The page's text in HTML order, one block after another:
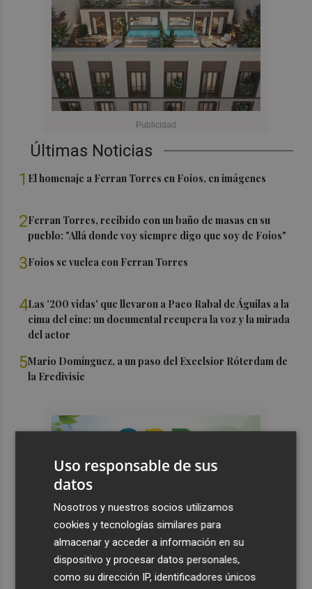
Últimas Noticias
1 El homenaje a Ferran Torres en Foios, en imágenes
2Ferran Torres, recibido con un baño de masas en su
pueblo: "Allá donde voy siempre digo que soy de Foios"
3Foios se vuelca con Ferran Torres
4Las '200 vidas' que llevaron a Paco Rabal de Águilas a la
cima del cine: un documental recupera la voz y la mirada
del actor
5Mario Domínguez, a un paso del Excelsior Róterdam de
la Eredivisie
Uso responsable de sus
datos
Nosotros y nuestros socios utilizamos
cookies y tecnologías similares para
almacenar y acceder a información en su
dispositivo y procesar datos personales,
como su dirección IP, identificadores únicos